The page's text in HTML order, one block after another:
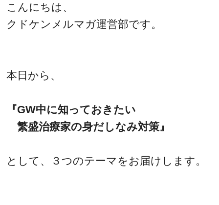
こんにちは、
クドケンメルマガ運営部です。
本日から、
『GW中に知っておきたい
繁盛治療家の身だしなみ対策』
として、３つのテーマをお届けします。